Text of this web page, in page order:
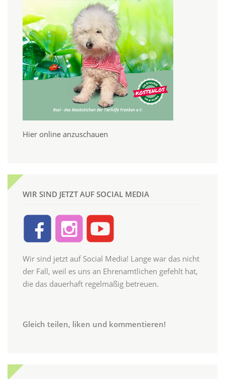
Hier online anzuschauen
WIR SIND JETZT AUF SOCIAL MEDIA
Wir sind jetzt auf Social Media! Lange war das nicht
der Fall, weil es uns an Ehrenamtlichen gefehlt hat,
die das dauerhaft regelmäßig betreuen.
Gleich teilen, liken und kommentieren!